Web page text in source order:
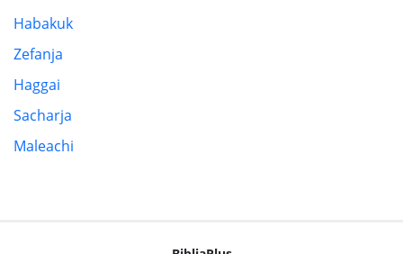
Habakuk
Zefanja
Haggai
Sacharja
Maleachi